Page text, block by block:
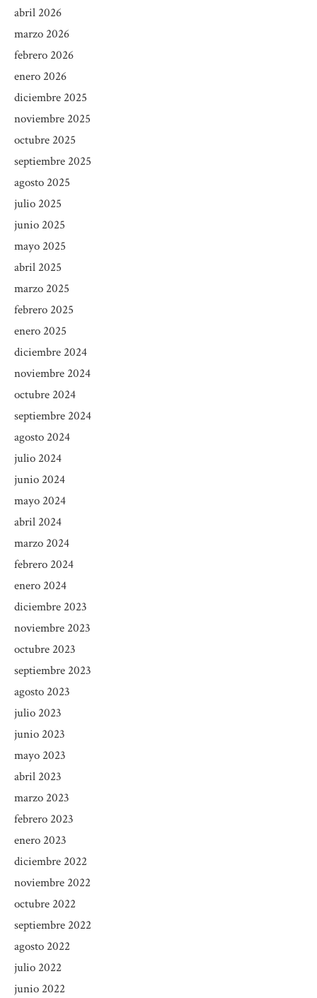
abril 2026
marzo 2026
febrero 2026
enero 2026
diciembre 2025
noviembre 2025
octubre 2025
septiembre 2025
agosto 2025
julio 2025
junio 2025
mayo 2025
abril 2025
marzo 2025
febrero 2025
enero 2025
diciembre 2024
noviembre 2024
octubre 2024
septiembre 2024
agosto 2024
julio 2024
junio 2024
mayo 2024
abril 2024
marzo 2024
febrero 2024
enero 2024
diciembre 2023
noviembre 2023
octubre 2023
septiembre 2023
agosto 2023
julio 2023
junio 2023
mayo 2023
abril 2023
marzo 2023
febrero 2023
enero 2023
diciembre 2022
noviembre 2022
octubre 2022
septiembre 2022
agosto 2022
julio 2022
junio 2022